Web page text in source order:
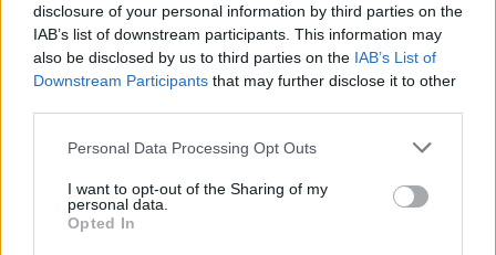
disclosure of your personal information by third parties on the
IAB’s list of downstream participants. This information may
also be disclosed by us to third parties on the IAB’s List of
Downstream Participants that may further disclose it to other
Personal Data Processing Opt Outs
I want to opt-out of the Sharing of my
personal data.
Opted In
In evidenza